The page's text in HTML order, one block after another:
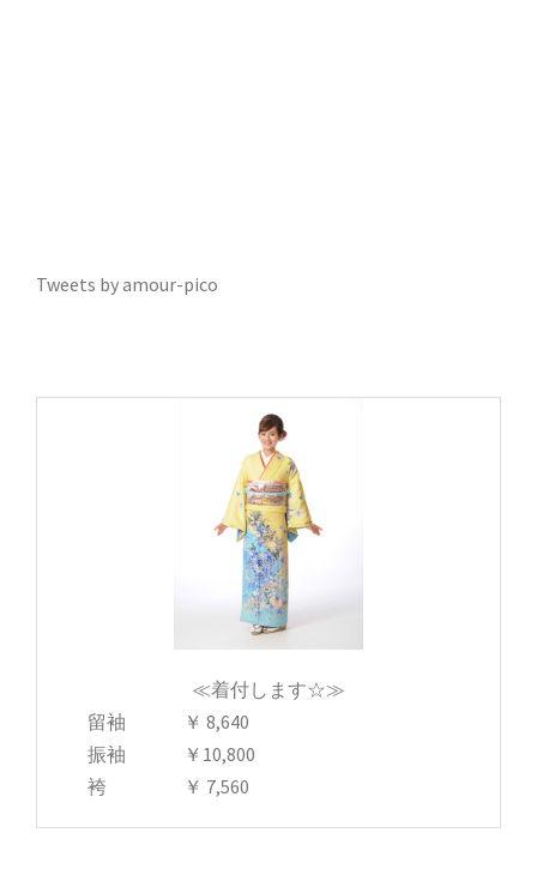
Tweets by amour-pico
≪着付します☆≫
留袖 ￥ 8,640
振袖 ￥10,800
袴 ￥ 7,560